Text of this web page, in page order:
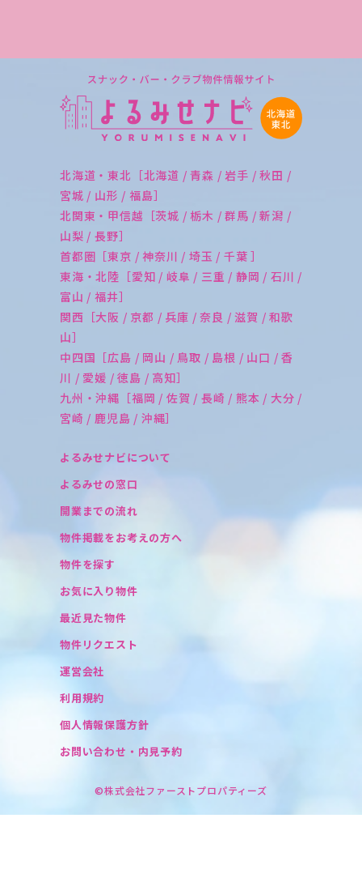
北海道・東北［北海道 / 青森 / 岩手 / 秋田 /
宮城 / 山形 / 福島］
北関東・甲信越［茨城 / 栃木 / 群馬 / 新潟 /
山梨 / 長野］
首都圏［東京 / 神奈川 / 埼玉 / 千葉 ］
東海・北陸［愛知 / 岐阜 / 三重 / 静岡 / 石川 /
富山 / 福井］
関西［大阪 / 京都 / 兵庫 / 奈良 / 滋賀 / 和歌
山］
中四国［広島 / 岡山 / 鳥取 / 島根 / 山口 / 香
川 / 愛媛 / 徳島 / 高知］
九州・沖縄［福岡 / 佐賀 / 長崎 / 熊本 / 大分 /
宮崎 / 鹿児島 / 沖縄］
よるみせナビについて
よるみせの窓口
開業までの流れ
物件掲載をお考えの方へ
物件を探す
お気に入り物件
最近見た物件
物件リクエスト
運営会社
利用規約
個人情報保護方針
お問い合わせ・内見予約
©株式会社ファーストプロパティーズ